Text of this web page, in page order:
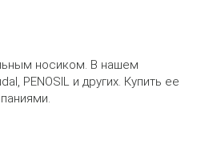
носиком. В нашем
PENOSIL и других. Купить ее